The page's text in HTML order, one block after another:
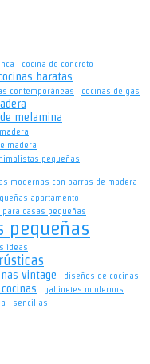
cocina de concreto
baratas
contemporáneas
cocinas de gas
melamina
madera
pequeñas
modernas con barras de madera
apartamento
para casas pequeñas
pequeñas
ideas
vintage
diseños de cocinas
gabinetes modernos
sencillas